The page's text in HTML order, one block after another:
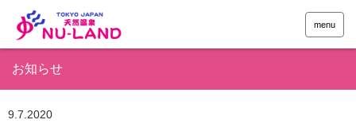
menu
お知らせ
9.7 2020